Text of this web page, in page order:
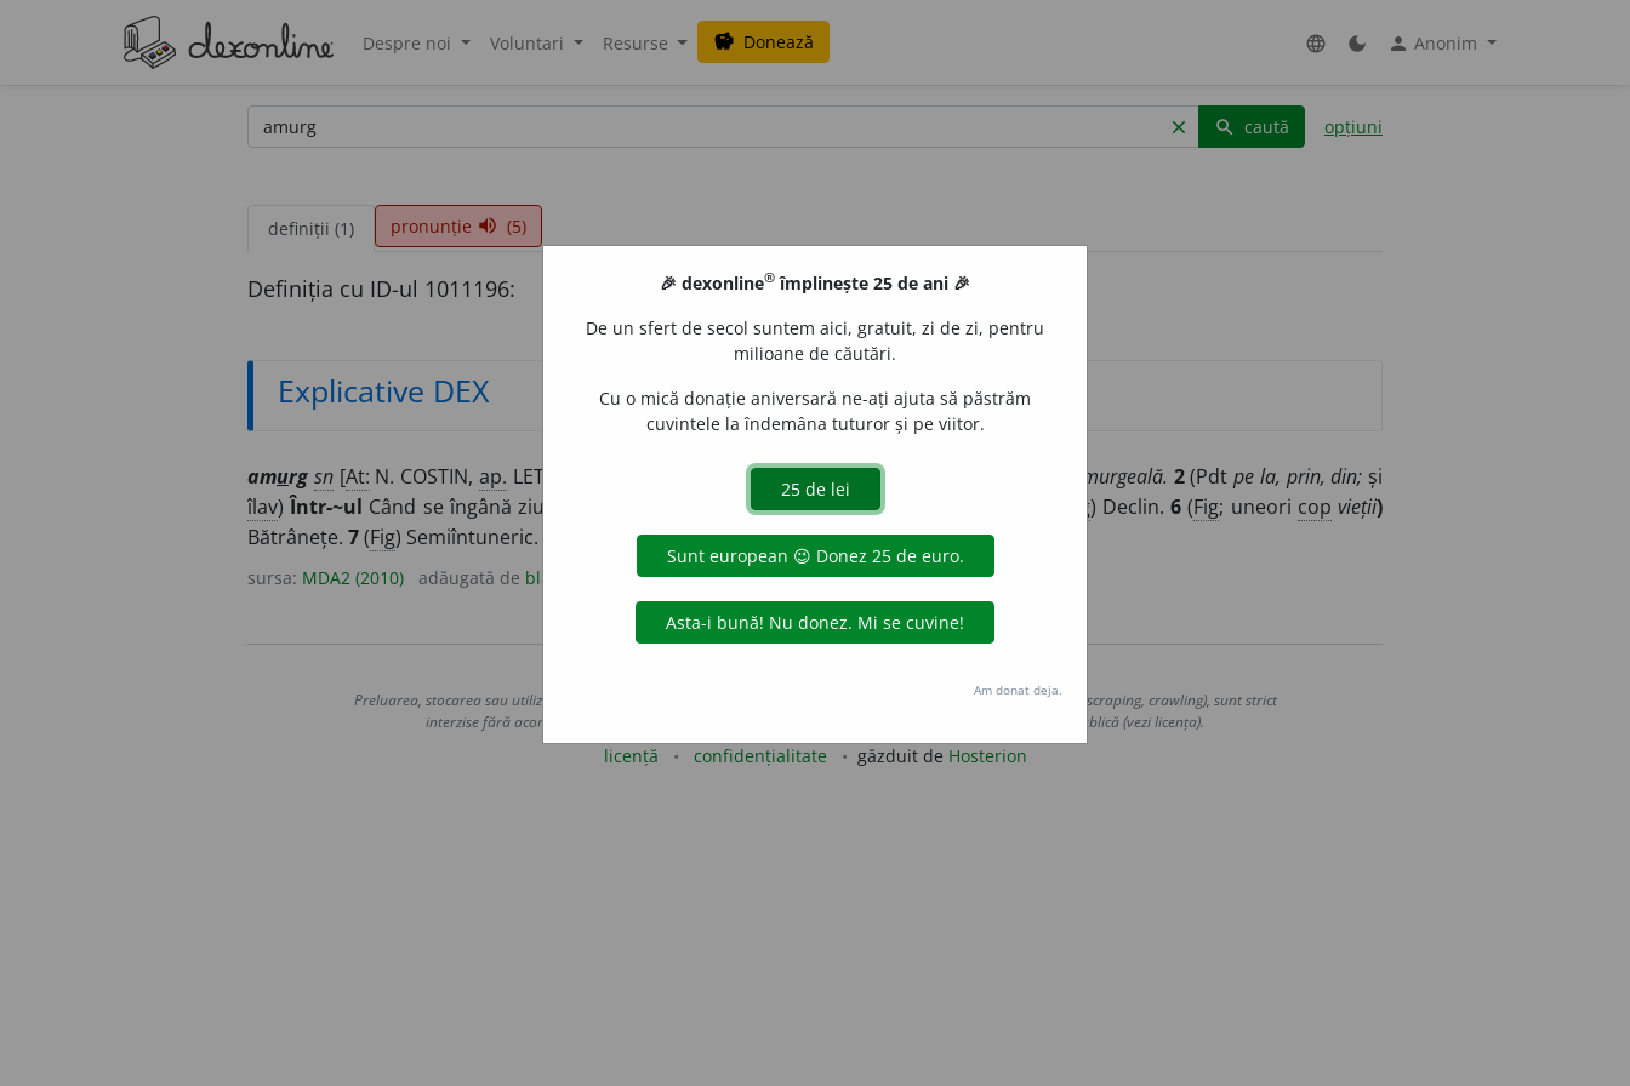
Despre noi Voluntari Resurse savings Donează language dark_mode person Anonim
clear search caută opțiuni
definiții (1) pronunție volume_up (5)
Definiția cu ID-ul 1011196:
Explicative DEX
amurg sn[At: N. COSTIN, ap. LET. II, 110/ + murg]1Apus al soarelui amurgeală. 2(Pdtpe la, prin, din; și
îlav)Într-~ul Când se îngână ziua cu noaptea. ) Zori.4(Îe)A da în - Fig) Declin.6 (Fig; uneori cop vieții)
Bătrânețe. 7(Fig) Semiîntuneric.
sursa: MDA2 (2010) adăugată de blaurb. acțiuni
Preluarea, stocarea sau utilizarea datelor de pe acest site, inclusiv prin orice metode de extragere automată (web scraping, crawling), sunt strict
interzise fără acordul nostru prealabil scris, cu excepția seturilor de date oferite oficial spre utilizare publică (vezi licența).
licență confidențialitate găzduit de Hosterion
🎉 dexonline® împlinește 25 de ani 🎉
De un sfert de secol suntem aici, gratuit, zi de zi, pentru
milioane de căutări.
Cu o mică donație aniversară ne-ați ajuta să păstrăm
cuvintele la îndemâna tuturor și pe viitor.
Am donat deja.